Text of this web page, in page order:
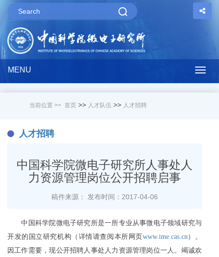
MENU
当前位置 >> 首页 >> 人才队伍 >> 人才招聘
人才招聘
中国科学院微电子研究所人事处人
力资源管理岗位公开招聘启事
稿件来源： 发布时间：2017-04-06
中国科学院微电子研究所是一所专业从事微电子领域研究与
开发的国立研究机构（详情请查阅本所网页www.ime.cas.cn）。
因工作需要，现公开招聘人事处人力资源管理岗位一人。竭诚欢